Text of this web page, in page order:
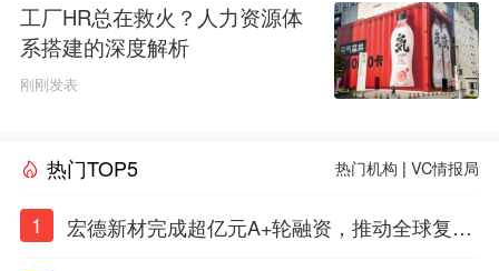
工厂HR总在救火？人力资源体
系搭建的深度解析
刚刚发表
热门TOP5 热门机构 |VC情报局
1
宏德新材完成超亿元A+轮融资，推动全球复合